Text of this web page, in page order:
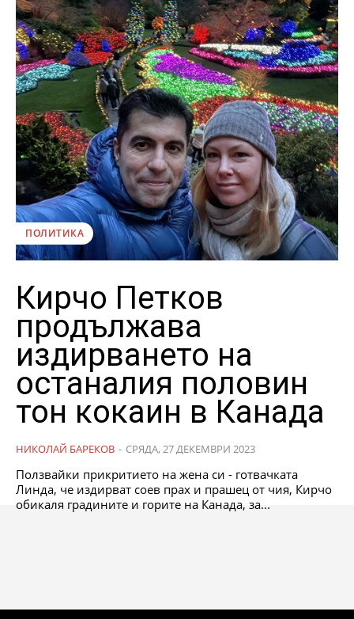
ПОЛИТИКА
Кирчо Петков
продължава
издирването на
останалия половин
тон кокаин в Канада
НИКОЛАЙ БАРЕКОВ - СРЯДА, 27 ДЕКЕМВРИ 2023
Ползвайки прикритието на жена си - готвачката
Линда, че издирват соев прах и прашец от чия, Кирчо
обикаля градините и горите на Канада, за...